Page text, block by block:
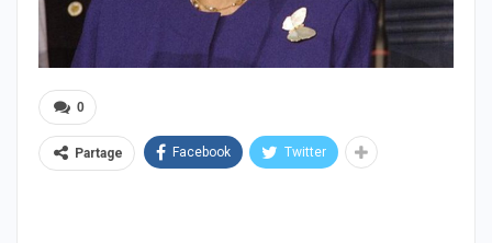
0
Partage Facebook Twitter